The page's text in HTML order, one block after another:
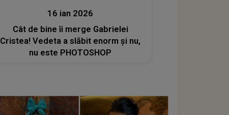
16 ian 2026
Cât de bine îi merge Gabrielei
Cristea! Vedeta a slăbit enorm și nu,
nu este PHOTOSHOP